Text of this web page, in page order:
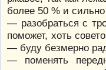
более 50 % и
— разобраться с
поможет, хоть
— буду безмерно
— поменять